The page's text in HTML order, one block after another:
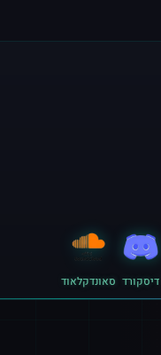
דיסקורד סאונדקלאוד